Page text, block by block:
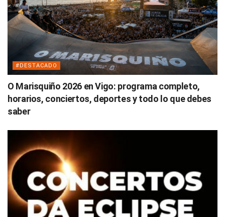
#DESTACADO
O Marisquiño 2026 en Vigo: programa completo,
horarios, conciertos, deportes y todo lo que debes
saber